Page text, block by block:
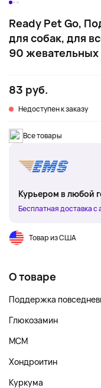
Ready Pet Go,
для собак, для
90 жевательных
83 руб.
Недоступен к заказу
Все товары
Курьером в любой
Бесплатная доставка
Товар из США
О товаре
Поддержка
Глюкозамин
МСМ
Хондроитин
Куркума